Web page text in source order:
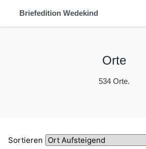
Briefedition Wedekind
Orte
534 Orte.
Sortieren